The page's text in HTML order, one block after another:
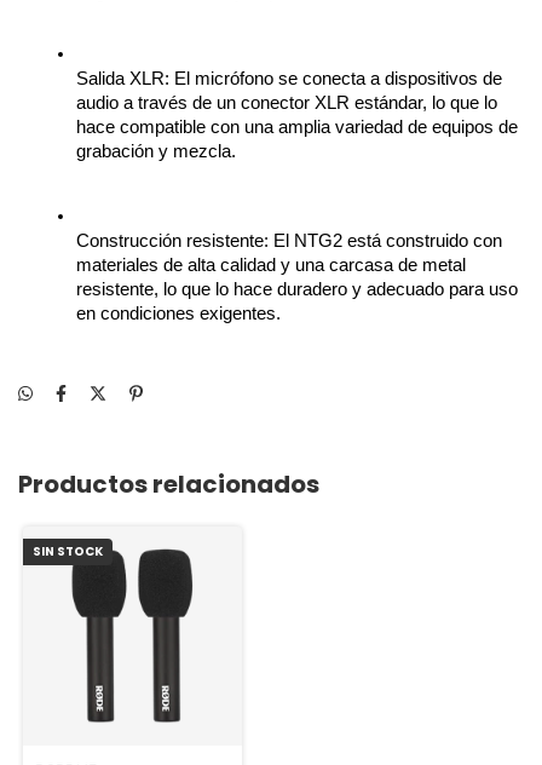
Salida XLR: El micrófono se conecta a dispositivos de
audio a través de un conector XLR estándar, lo que lo
hace compatible con una amplia variedad de equipos de
grabación y mezcla.
Construcción resistente: El NTG2 está construido con
materiales de alta calidad y una carcasa de metal
resistente, lo que lo hace duradero y adecuado para uso
en condiciones exigentes.
Productos relacionados
SIN STOCK